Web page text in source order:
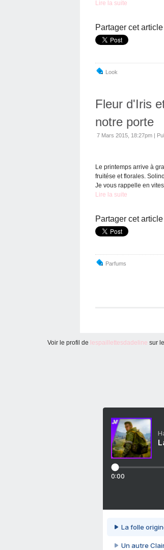
Lire la suite
Partager cet article
Look
Fleur d'Iris
notre porte
7 Mars 2015, 18:27pm |
Le printemps arrive à
fruitése et florales.
Je vous rappelle en
Lire la suite
Partager cet article
Parfums
Voir le profil de lespaillettesdadeline sur
0:00
La folle
Un autre